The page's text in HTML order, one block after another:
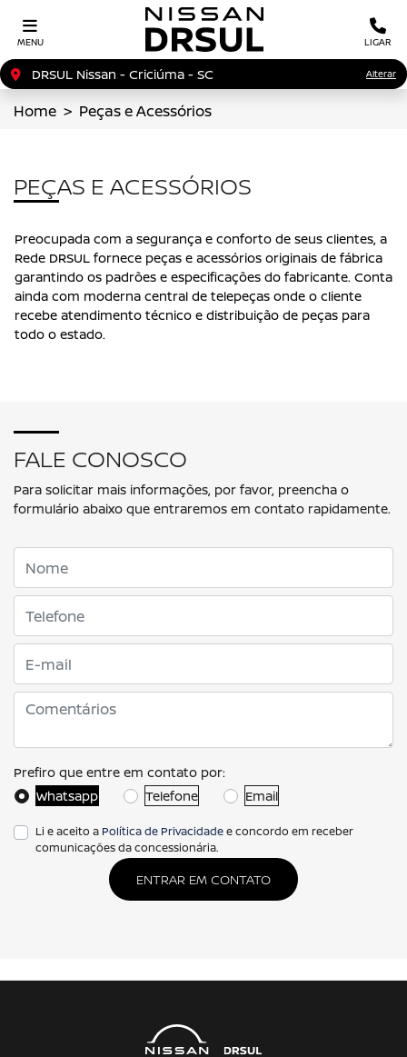
MENU LIGAR
DRSUL Nissan - Criciúma - SC Alterar
Home Peças e Acessórios
PEÇAS E ACESSÓRIOS
Preocupada com a segurança e conforto de seus clientes, a
Rede DRSUL fornece peças e acessórios originais de fábrica
garantindo os padrões e especificações do fabricante. Conta
ainda com moderna central de telepeças onde o cliente
recebe atendimento técnico e distribuição de peças para
todo o estado.
FALE CONOSCO
Para solicitar mais informações, por favor, preencha o
formulário abaixo que entraremos em contato rapidamente.
Prefiro que entre em contato por:
Whatsapp
Telefone Email
Li e aceito a Política de Privacidadee concordo em receber
comunicações da concessionária.
ENTRAR EM CONTATO